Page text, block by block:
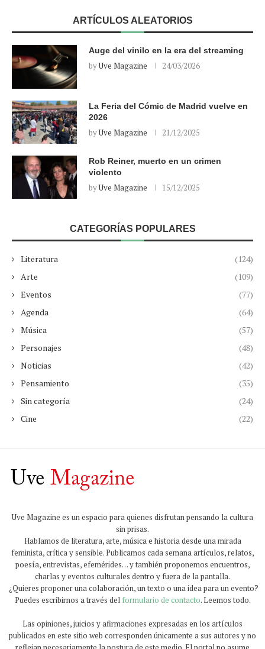
ARTÍCULOS ALEATORIOS
Auge del vinilo en la era del streaming
byUve Magazine 24/03/2026
La Feria del Cómic de Madrid vuelve en
2026
byUve Magazine 21/12/2025
Rob Reiner, muerto en un crimen
violento
byUve Magazine 15/12/2025
CATEGORÍAS POPULARES
Literatura
(124)
Arte
(109)
Eventos
(77)
Agenda
(64)
Música
(57)
Personajes
(48)
Noticias
(42)
Pensamiento
(35)
Sin categoría
(24)
Cine
(22)
Uve Magazine es un espacio para quienes disfrutan pensando la cultura
sin prisas.
Hablamos de literatura, arte, música e historia desde una mirada
feminista, crítica y sensible. Publicamos cada semana artículos, relatos,
poesía, entrevistas, efemérides… y también proponemos encuentros,
charlas y eventos culturales dentro y fuera de la pantalla.
¿Quieres proponer una colaboración, un texto o una idea para un evento?
Puedes escribirnos a través del formulario de contacto. Leemos todo.
Las opiniones, juicios y afirmaciones expresadas en los artículos
publicados en este sitio web corresponden únicamente a sus autores y no